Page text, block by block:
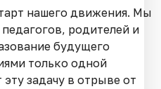
нашего движения. Мы
родителей и
будущего
только одной
задачу в отрыве от